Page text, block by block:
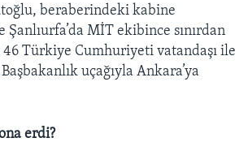
beraberindeki kabine
MİT ekibince sınırdan
Türkiye Cumhuriyeti vatandaşı ile
uçağıyla Ankara’ya
erdi?